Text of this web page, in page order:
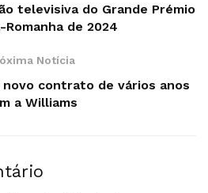
televisiva do Grande Prémio
Romanha de 2024
Notícia
novo contrato de vários anos
a Williams